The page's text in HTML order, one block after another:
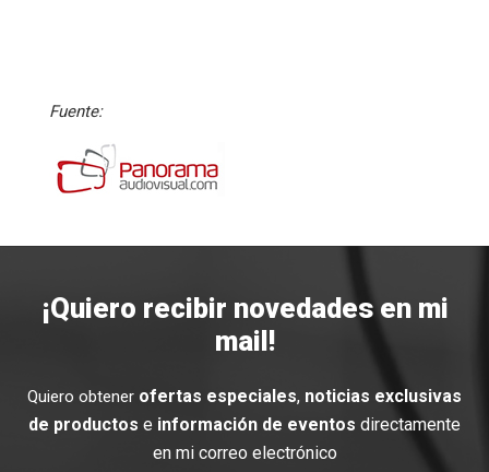
Fuente:
¡Quiero recibir novedades en mi
mail!
Quiero obtener ofertas especiales, noticias exclusivas
de productos e información de eventos directamente
en mi correo electrónico